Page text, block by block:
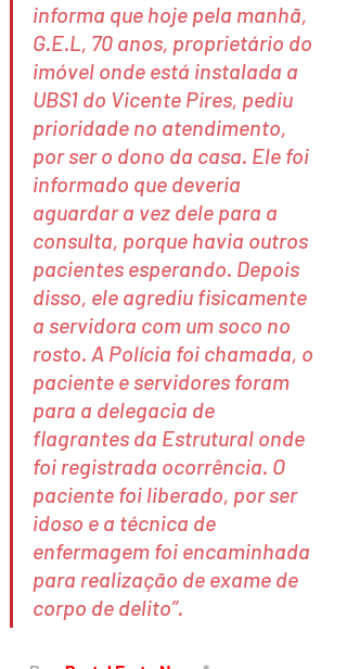
informa que hoje pela manhã,
G.E.L, 70 anos, proprietário do
imóvel onde está instalada a
UBS1 do Vicente Pires, pediu
prioridade no atendimento,
por ser o dono da casa. Ele foi
informado que deveria
aguardar a vez dele para a
consulta, porque havia outros
pacientes esperando. Depois
disso, ele agrediu fisicamente
a servidora com um soco no
rosto. A Polícia foi chamada, o
paciente e servidores foram
para a delegacia de
flagrantes da Estrutural onde
foi registrada ocorrência. O
paciente foi liberado, por ser
idoso e a técnica de
enfermagem foi encaminhada
para realização de exame de
corpo de delito”.